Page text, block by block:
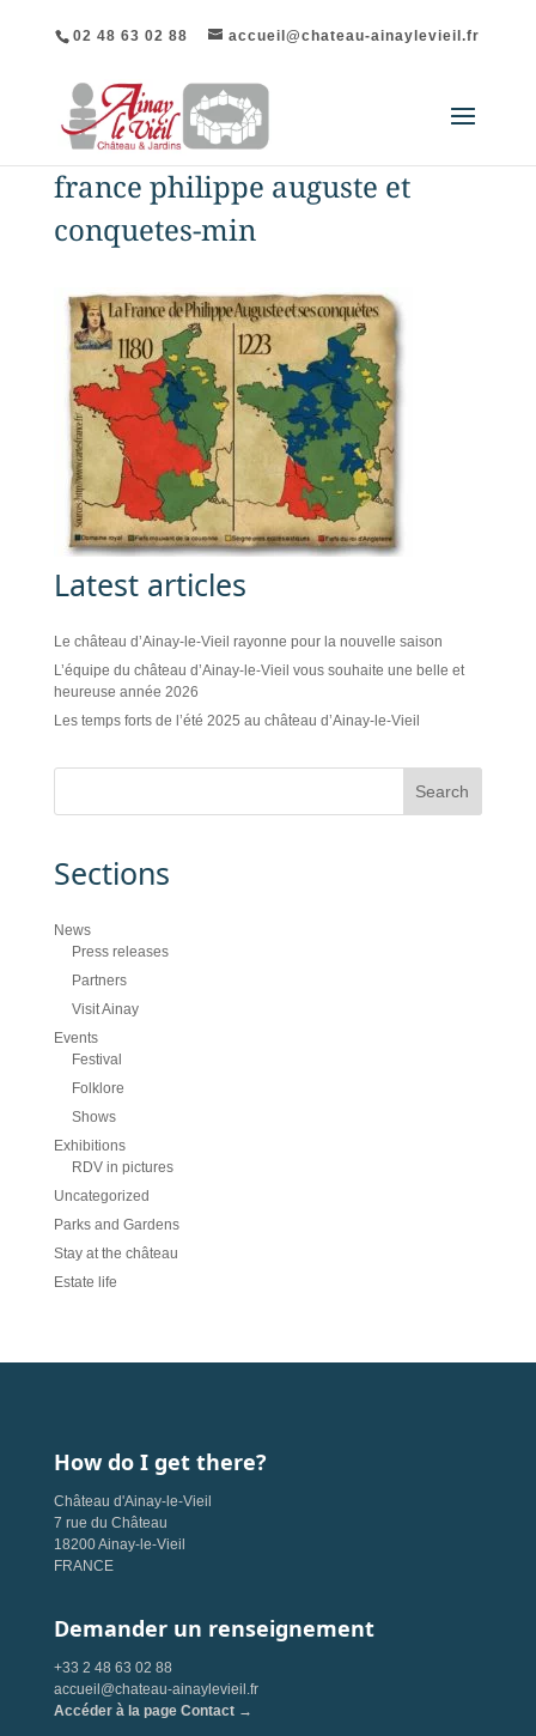
02 48 63 02 88 accueil@chateau-ainaylevieil.fr
france philippe auguste et
conquetes-min
Latest articles
Le château d’Ainay-le-Vieil rayonne pour la nouvelle saison
L’équipe du château d’Ainay-le-Vieil vous souhaite une belle et
heureuse année 2026
Les temps forts de l’été 2025 au château d’Ainay-le-Vieil
Sections
News
Press releases
Partners
Visit Ainay
Events
Festival
Folklore
Shows
Exhibitions
RDV in pictures
Uncategorized
Parks and Gardens
Stay at the château
Estate life
How do I get there?
Château d'Ainay-le-Vieil
7 rue du Château
18200 Ainay-le-Vieil
FRANCE
Demander un renseignement
+33 2 48 63 02 88
accueil@chateau-ainaylevieil.fr
Accéder à la page Contact →